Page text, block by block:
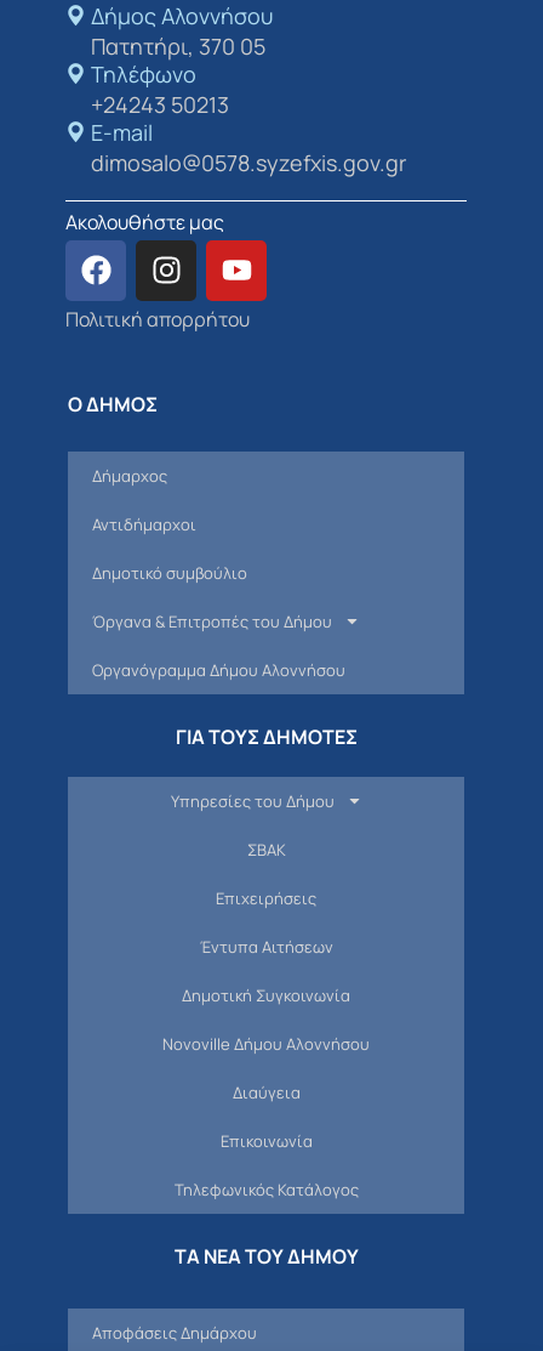
Δήμος Αλοννήσου​
Πατητήρι, 370 05
Τηλέφωνο
+24243 50213
E-mail
dimosalo@0578.syzefxis.gov.gr
Ακολουθήστε μας
Πολιτική απορρήτου
Ο ΔΗΜΟΣ
Δήμαρχος
Αντιδήμαρχοι
Δημοτικό συμβούλιο
Όργανα & Επιτροπές του Δήμου
Οργανόγραμμα Δήμου Αλοννήσου
ΓΙΑ ΤΟΥΣ ΔΗΜΟΤΕΣ
Υπηρεσίες του Δήμου
ΣΒΑΚ
Επιχειρήσεις
Έντυπα Αιτήσεων
Δημοτική Συγκοινωνία
Novoville Δήμου Αλοννήσου
Διαύγεια
Επικοινωνία
Τηλεφωνικός Κατάλογος
ΤΑ ΝΕΑ ΤΟΥ ΔΗΜΟΥ
Αποφάσεις Δημάρχου